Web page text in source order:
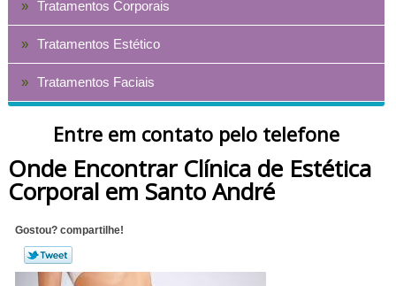
Tratamentos Corporais
Tratamentos Estético
Tratamentos Faciais
Entre em contato pelo telefone
Onde Encontrar Clínica de Estética
Corporal em Santo André
Gostou? compartilhe!